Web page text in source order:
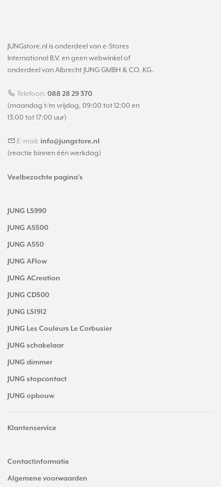
JUNGstore.nl is onderdeel van e-Stores
International B.V. en geen webwinkel of
onderdeel van Albrecht JUNG GMBH & CO. KG.
Telefoon: 088 28 29 370
(maandag t/m vrijdag, 09:00 tot 12:00 en
13:00 tot 17:00 uur)
E-mail: info@jungstore.nl
(reactie binnen één werkdag)
Veelbezochte pagina's
JUNG LS990
JUNG AS500
JUNG A550
JUNG AFlow
JUNG ACreation
JUNG CD500
JUNG LS1912
JUNG Les Couleurs Le Corbusier
JUNG schakelaar
JUNG dimmer
JUNG stopcontact
JUNG opbouw
Klantenservice
Contactinformatie
Algemene voorwaarden